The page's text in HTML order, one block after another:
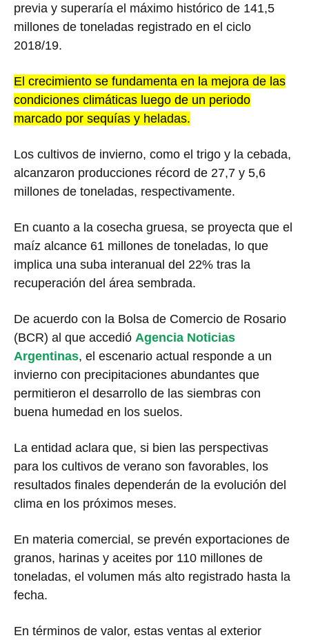
previa y superaría el máximo histórico de 141,5
millones de toneladas registrado en el ciclo
2018/19.
El crecimiento se fundamenta en la mejora de las
condiciones climáticas luego de un periodo
marcado por sequías y heladas.
Los cultivos de invierno, como el trigo y la cebada,
alcanzaron producciones récord de 27,7 y 5,6
millones de toneladas, respectivamente.
En cuanto a la cosecha gruesa, se proyecta que el
maíz alcance 61 millones de toneladas, lo que
implica una suba interanual del 22% tras la
recuperación del área sembrada.
De acuerdo con la Bolsa de Comercio de Rosario
(BCR) al que accedió Agencia Noticias
Argentinas, el escenario actual responde a un
invierno con precipitaciones abundantes que
permitieron el desarrollo de las siembras con
buena humedad en los suelos.
La entidad aclara que, si bien las perspectivas
para los cultivos de verano son favorables, los
resultados finales dependerán de la evolución del
clima en los próximos meses.
En materia comercial, se prevén exportaciones de
granos, harinas y aceites por 110 millones de
toneladas, el volumen más alto registrado hasta la
fecha.
En términos de valor, estas ventas al exterior